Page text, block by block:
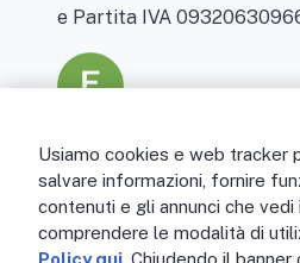
e Partita IVA
Usiamo cookies e web tracker
salvare informazioni, fornire
contenuti e gli annunci che
comprendere le modalità di
Policy qui . Chiudendo il